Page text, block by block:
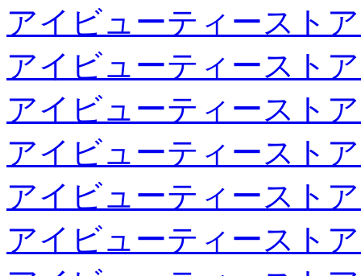
アイビューティースト
アイビューティースト
アイビューティースト
アイビューティースト
アイビューティースト
アイビューティースト